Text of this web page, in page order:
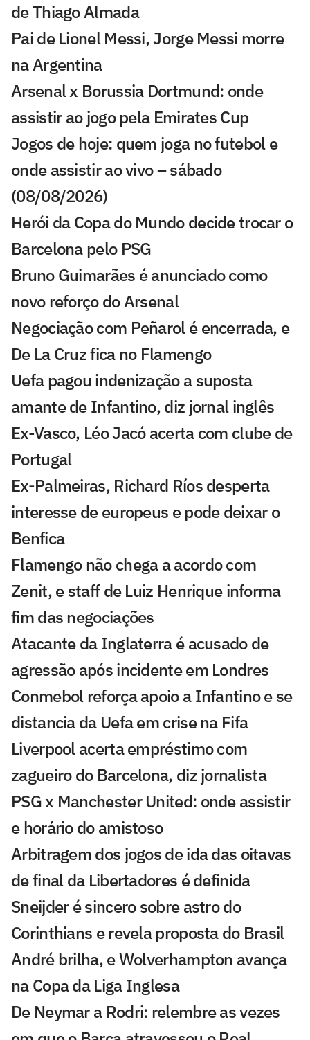
de Thiago Almada
Pai de Lionel Messi, Jorge Messi morre
na Argentina
Arsenal x Borussia Dortmund: onde
assistir ao jogo pela Emirates Cup
Jogos de hoje: quem joga no futebol e
onde assistir ao vivo – sábado
(08/08/2026)
Herói da Copa do Mundo decide trocar o
Barcelona pelo PSG
Bruno Guimarães é anunciado como
novo reforço do Arsenal
Negociação com Peñarol é encerrada, e
De La Cruz fica no Flamengo
Uefa pagou indenização a suposta
amante de Infantino, diz jornal inglês
Ex-Vasco, Léo Jacó acerta com clube de
Portugal
Ex-Palmeiras, Richard Ríos desperta
interesse de europeus e pode deixar o
Benfica
Flamengo não chega a acordo com
Zenit, e staff de Luiz Henrique informa
fim das negociações
Atacante da Inglaterra é acusado de
agressão após incidente em Londres
Conmebol reforça apoio a Infantino e se
distancia da Uefa em crise na Fifa
Liverpool acerta empréstimo com
zagueiro do Barcelona, diz jornalista
PSG x Manchester United: onde assistir
e horário do amistoso
Arbitragem dos jogos de ida das oitavas
de final da Libertadores é definida
Sneijder é sincero sobre astro do
Corinthians e revela proposta do Brasil
André brilha, e Wolverhampton avança
na Copa da Liga Inglesa
De Neymar a Rodri: relembre as vezes